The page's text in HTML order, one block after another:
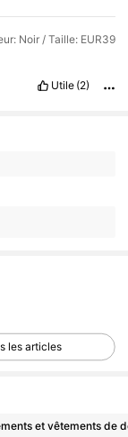
Noir / Taille: EUR39
Utile (2)
les articles
et vêtements de